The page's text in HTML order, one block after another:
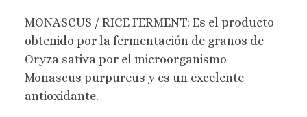
MONASCUS / RICE FERMENT: Es el producto
obtenido por la fermentación de granos de
Oryza sativa por el microorganismo
Monascus purpureus y es un excelente
antioxidante.